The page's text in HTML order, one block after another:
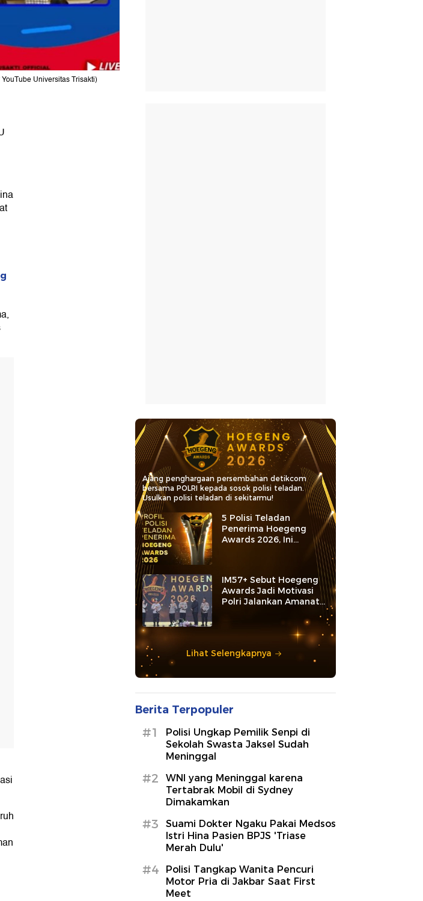
Universitas Trisakti)
Ajang penghargaan persembahan detikcom
bersama POLRI kepada sosok polisi teladan.
Usulkan polisi teladan di sekitarmu!
5 Polisi Teladan
Penerima Hoegeng
Awards 2026, Ini
Kategori dan Kiprahnya
IM57+ Sebut Hoegeng
Awards Jadi Motivasi
Polri Jalankan Amanat
Lihat Selengkapnya
Berita Terpopuler
#1
Polisi Ungkap Pemilik Senpi di
Sekolah Swasta Jaksel Sudah
Meninggal
#2
WNI yang Meninggal karena
Tertabrak Mobil di Sydney
Dimakamkan
#3
Suami Dokter Ngaku Pakai Medsos
Istri Hina Pasien BPJS 'Triase
Merah Dulu'
#4
Polisi Tangkap Wanita Pencuri
Motor Pria di Jakbar Saat First
Meet